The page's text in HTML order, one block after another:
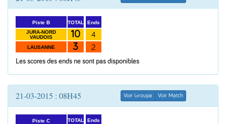
Piste B
JURA-NORD
VAUDOIS
LAUSANNE
TOTAL
10
3
Ends
4
2
Les scores des ends ne sont pas disponibles
21-03-2015 : 08H45 Voir Groupe Voir Match
Piste C TOTAL Ends